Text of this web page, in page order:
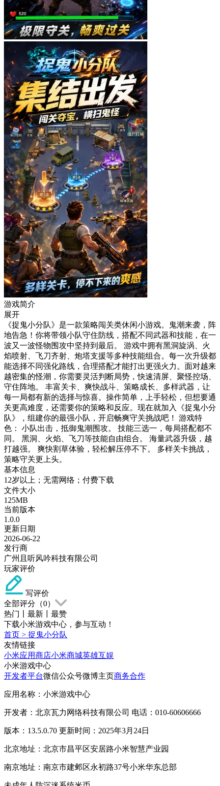
游戏简介
展开
《捉鬼小分队》是一款策略闯关类休闲小游戏。鬼潮来袭，阵
地告急！你将带领小队守住防线，搭配不同武器和技能，在一
波又一波怪物围攻中坚持到最后。 游戏中拥有黑洞旋涡、火
焰喷射、飞刀齐射、炮塔支援等多种技能组合。每一次升级都
能选择不同强化路线，合理搭配才能打出更强火力。面对越来
越密集的怪潮，你需要灵活判断局势，快速清屏、聚怪控场、
守住阵地。 丰富关卡、爽快战斗、策略成长、多样武器，让
每一局都有新的选择与惊喜。操作简单，上手轻松，但想要通
关更高难度，还需要你的策略和反应。现在就加入《捉鬼小分
队》，组建你的最强小队，开启畅爽守关挑战吧！ 游戏特
色： 小队出击，抵御鬼潮围攻。 技能三选一，每局搭配都不
同。 黑洞、火焰、飞刀等技能自由组合。 海量武器升级，越
打越强。 爽快割草体验，轻松解压停不下。 多样关卡挑战，
策略守关更上头。
基本信息
12岁以上；无需网络；付费下载
文件大小
125MB
当前版本
1.0.0
更新日期
2026-06-22
发行商
广州且听风吟科技有限公司
玩家评价
写评价
全部评分（0）
热门
最新
最赞
下载小米游戏中心，参与互动！
首页 > 捉鬼小分队
友情链接
小米应用商店小米商城英雄互娱
小米游戏中心
开发者平台微信公众号微博主页商务合作
应用名称：小米游戏中心
开发者：北京瓦力网络科技有限公司 电话：010-60606666
版本：13.5.0.70 更新时间：2025年3月24日
北京地址：北京市昌平区安居路小米智慧产业园
南京地址：南京市建邺区永初路37号小米华东总部